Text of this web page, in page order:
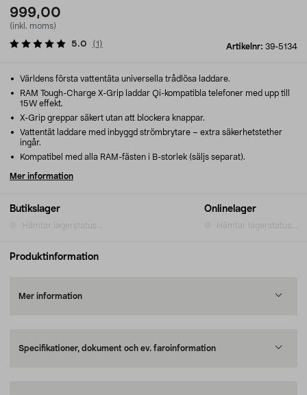
999,00
(inkl. moms)
Artikelnr: 39-5134
5.0 (1 )
Butikslager
Hämtar lagerstatus...
Onlinelager
Hämtar lagerstatus...
Världens första vattentäta universella trådlösa laddare.
RAM Tough-Charge X-Grip laddar Qi-kompatibla telefoner med upp till
15W effekt.
X-Grip greppar säkert utan att blockera knappar.
Vattentät laddare med inbyggd strömbrytare – extra säkerhetstether
ingår.
Kompatibel med alla RAM-fästen i B-storlek (säljs separat).
Mer information
Produktinformation
Mer information
Specifikationer, dokument och ev. faroinformation